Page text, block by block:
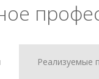
Реализуемые